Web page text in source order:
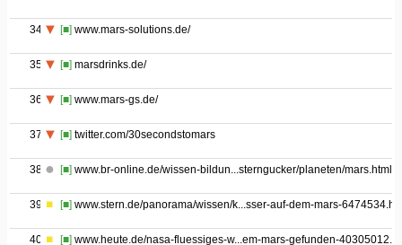
34 [■] www.mars-solutions.de/
35 [■] marsdrinks.de/
36 [■] www.mars-gs.de/
37 [■] twitter.com/30secondstomars
38 [■] www.br-online.de/wissen-bildun...sterngucker/planeten/mars.html
39 [■] www.stern.de/panorama/wissen/k...sser-auf-dem-mars-
40 [■] www.heute.de/nasa-fluessiges-w...em-mars-gefunden-